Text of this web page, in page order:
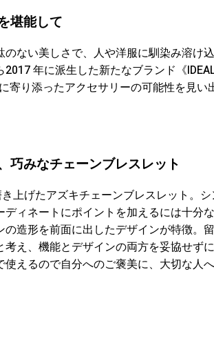
堪能して
ない美しさで、人や洋服に馴染み溶け
2017 年に派生した新たなブランド《
寄り添ったアクセサリーの可能性を見い
巧みなチェーンブレスレット
上げたアズキチェーンブレスレット。
ィネートにポイントを加えるには十分
造形を前面に出したデザインが特徴。
え、機能とデザインの両方を妥協せず
えるので自分へのご褒美に、大切な人